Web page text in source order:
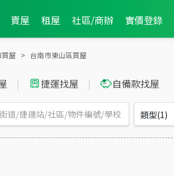
賣屋 租屋 社區/商辦 實價登錄
屋 台南市東山區買屋
| 捷運找屋 | 自備款找屋
類型(1)